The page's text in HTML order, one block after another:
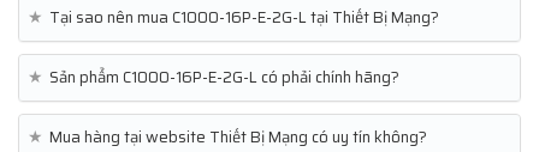
★ Tại sao nên mua C1000-16P-E-2G-L tại Thiết Bị Mạng?
★ Sản phẩm C1000-16P-E-2G-L có phải chính hãng?
★ Mua hàng tại website Thiết Bị Mạng có uy tín không?